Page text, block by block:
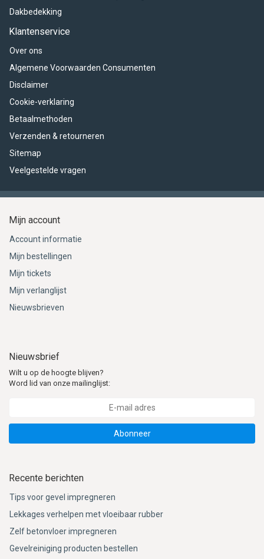
Dakbedekking
Klantenservice
Over ons
Algemene Voorwaarden Consumenten
Disclaimer
Cookie-verklaring
Betaalmethoden
Verzenden & retourneren
Sitemap
Veelgestelde vragen
Mijn account
Account informatie
Mijn bestellingen
Mijn tickets
Mijn verlanglijst
Nieuwsbrieven
Nieuwsbrief
Wilt u op de hoogte blijven?
Word lid van onze mailinglijst:
Abonneer
Recente berichten
Tips voor gevel impregneren
Lekkages verhelpen met vloeibaar rubber
Zelf betonvloer impregneren
Gevelreiniging producten bestellen